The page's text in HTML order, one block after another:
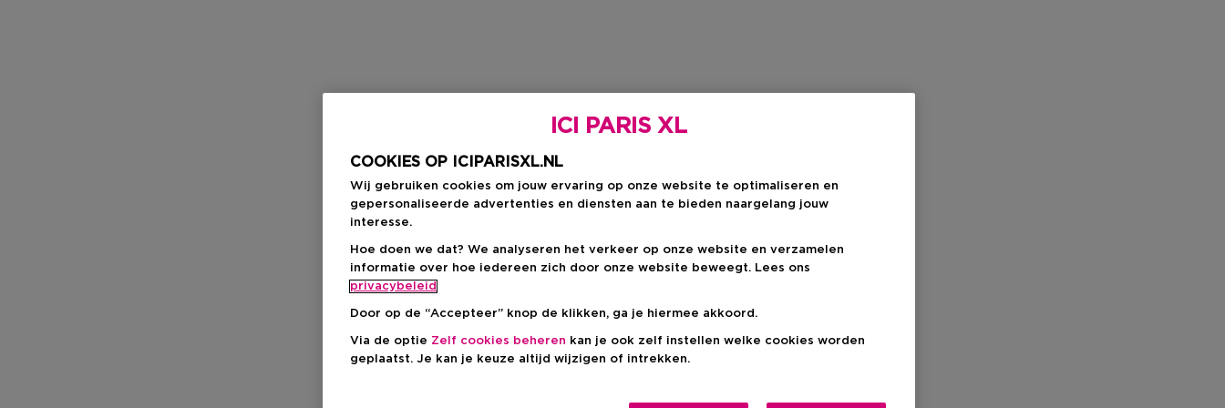
ICI PARIS XL
COOKIES OP ICIPARISXL.NL
Wij gebruiken cookies om jouw ervaring op onze website te optimaliseren en
gepersonaliseerde advertenties en diensten aan te bieden naargelang jouw
interesse.
Hoe doen we dat? We analyseren het verkeer op onze website en verzamelen
informatie over hoe iedereen zich door onze website beweegt. Lees ons
privacybeleid
Door op de “Accepteer” knop de klikken, ga je hiermee akkoord.
Via de optie Zelf cookies beheren kan je ook zelf instellen welke cookies worden
geplaatst. Je kan je keuze altijd wijzigen of intrekken.